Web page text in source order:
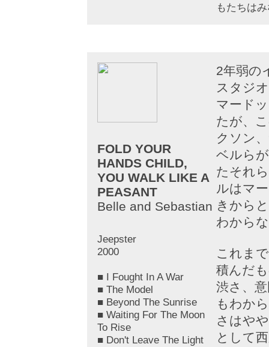
もたちは
FOLD YOUR
HANDS CHILD,
YOU WALK LIKE A
PEASANT
Belle and Sebastian
Jeepster
2000
■ I Fought In A War
■ The Model
■ Beyond The Sunrise
■ Waiting For The Moon
To Rise
■ Don't Leave The Light
2年弱の
スタジ
マード
たが、
クソン
ベルら
たそれ
ルはマ
きから
わから
これま
積んだ
渋さ、
もわか
さはや
として